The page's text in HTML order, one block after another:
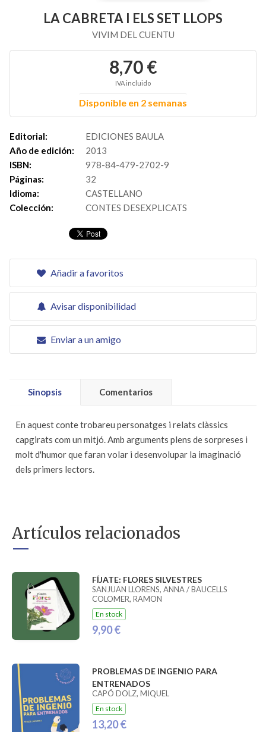
LA CABRETA I ELS SET LLOPS
VIVIM DEL CUENTU
8,70 €
IVA incluido
Disponible en 2 semanas
Editorial:
EDICIONES BAULA
Año de edición:
2013
ISBN:
978-84-479-2702-9
Páginas:
32
Idioma:
CASTELLANO
Colección:
CONTES DESEXPLICATS
Añadir a favoritos
Avisar disponibilidad
Enviar a un amigo
Sinopsis Comentarios
En aquest conte trobareu personatges i relats clàssics
capgirats com un mitjó. Amb arguments plens de sorpreses i
molt d'humor que faran volar i desenvolupar la imaginació
dels primers lectors.
Artículos relacionados
FÍJATE: FLORES SILVESTRES
SANJUAN LLORENS, ANNA / BAUCELLS
COLOMER, RAMON
En stock
9,90 €
PROBLEMAS DE INGENIO PARA
ENTRENADOS
CAPÓ DOLZ, MIQUEL
En stock
13,20 €